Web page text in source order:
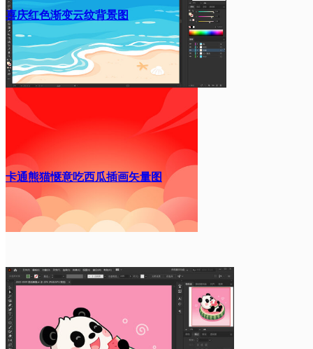
喜庆红色渐变云纹背景图
卡通熊猫惬意吃西瓜插画矢量图